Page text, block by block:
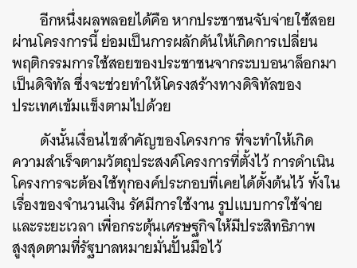
อีกหนึ่งผลพลอยได้คือ หากประชาชนจับจ่ายใช้สอย
ผ่านโครงการนี้ ย่อมเป็นการผลักดันให้เกิดการเปลี่ยน
พฤติกรรมการใช้สอยของประชาชนจากระบบอนาล็อกมา
เป็นดิจิทัล ซึ่งจะช่วยทำให้โครงสร้างทางดิจิทัลของ
ประเทศเข้มแข็งตามไปด้วย
ดังนั้นเงื่อนไขสำคัญของโครงการ ที่จะทำให้เกิด
ความสำเร็จตามวัตถุประสงค์โครงการที่ตั้งไว้ การดำเนิน
โครงการจะต้องใช้ทุกองค์ประกอบที่เคยได้ตั้งต้นไว้ ทั้งใน
เรื่องของจำนวนเงิน รัศมีการใช้งาน รูปแบบการใช้จ่าย
และระยะเวลา เพื่อกระตุ้นเศรษฐกิจให้มีประสิทธิภาพ
สูงสุดตามที่รัฐบาลหมายมั่นปั้นมือไว้